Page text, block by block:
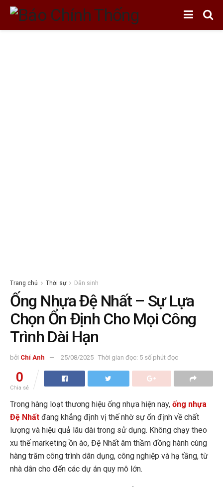
Trang chủ Thời sự Dân sinh
Ống Nhựa Đệ Nhất – Sự Lựa
Chọn Ổn Định Cho Mọi Công
Trình Dài Hạn
bởi Chí Anh 25/08/2025 Thời gian đọc: 5 số phút đọc
0
Chia sẻ
Trong hàng loạt thương hiệu ống nhựa hiện nay, ống nhựa
Đệ Nhất đang khẳng định vị thế nhờ sự ổn định về chất
lượng và hiệu quả lâu dài trong sử dụng. Không chạy theo
xu thế marketing ồn ào, Đệ Nhất âm thầm đồng hành cùng
hàng trăm công trình dân dụng, công nghiệp và hạ tầng, từ
nhà dân cho đến các dự án quy mô lớn.